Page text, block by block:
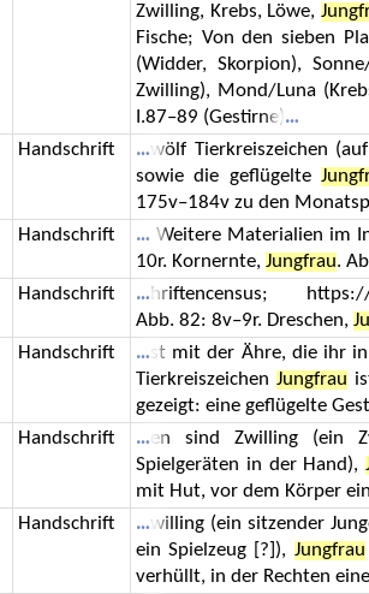
Zwilling, Krebs, Löwe,
Fische; Von den sieben
(Widder, Skorpion),
Zwilling), Mond/Luna
I.87–89 (Gestirne)
Handschrift
wölf Tierkreiszeichen
sowie die geflügelte
175v–184v zu den
Handschrift
Weitere Materialien im
10r. Kornernte, Jungfrau.
Handschrift
hriftencensus; https://
Abb. 82: 8v–9r. Dreschen,
Handschrift
st mit der Ähre, die ihr
Tierkreiszeichen Jungfrau
gezeigt: eine geflügelte
Handschrift
en sind Zwilling (ein
Spielgeräten in der Hand),
mit Hut, vor dem Körper
Handschrift
willing (ein sitzender
ein Spielzeug [?]), Jungfrau
verhüllt, in der Rechten